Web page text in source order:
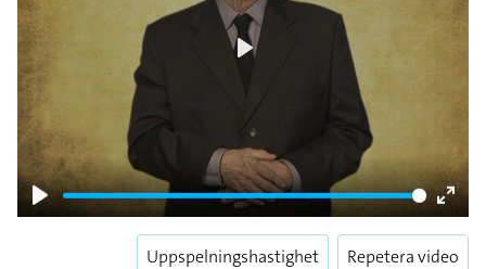
Play
Enter
Uppspelningshastighet Repetera video